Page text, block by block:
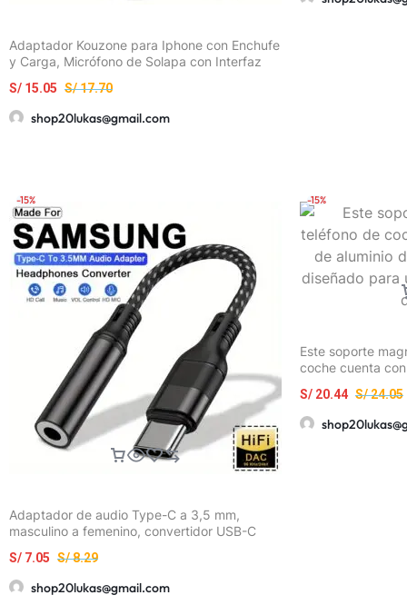
Adaptador Kouzone para Iphone con Enchufe
y Carga, Micrófono de Solapa con Interfaz
Regalo de Pascua
S/17.70
S/ 15.05
shop20lukas@gmail.com
Cargador para
-15%
Adaptador de audio Type-C a 3,5 mm,
masculino a femenino, convertidor USB-C
iPad Pro, Xiaomi OnePlus – Sonido y
reproducción de alta calidad, cable trenzado
duradero, carga USB-C, salida de 20-30W,
S/8.29
S/ 7.05
shop20lukas@gmail.com
-15%
Este soporte
coche cuenta
en los
S/24.05
S/ 20.44